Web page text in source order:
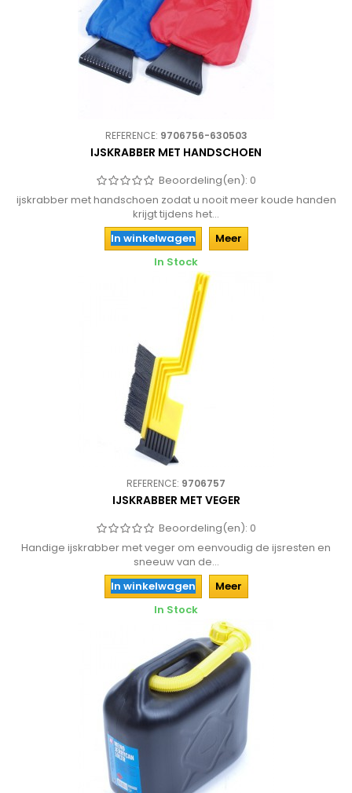
REFERENCE: 9706756-630503
IJSKRABBER MET HANDSCHOEN
Beoordeling(en): 0
ijskrabber met handschoen zodat u nooit meer koude handen
krijgt tijdens het...
In winkelwagen
Meer
In Stock
REFERENCE: 9706757
IJSKRABBER MET VEGER
Beoordeling(en): 0
Handige ijskrabber met veger om eenvoudig de ijsresten en
sneeuw van de...
In winkelwagen
Meer
In Stock